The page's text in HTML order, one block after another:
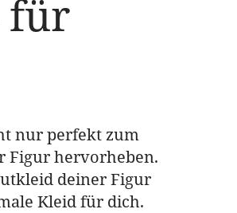
für
nur perfekt zum
Figur hervorheben.
deiner Figur
Kleid für dich.